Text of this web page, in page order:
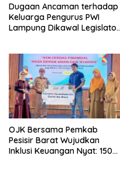
Dugaan Ancaman terhadap
Keluarga Pengurus PWI
Lampung Dikawal Legislator
OJK Bersama Pemkab
Pesisir Barat Wujudkan
Inklusi Keuangan Nyat: 150